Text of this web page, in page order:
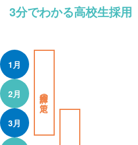
3分でわかる高校生採用
1月
2月
3月
採用計画の策定